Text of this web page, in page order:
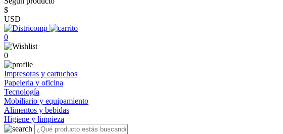
$
USD
0
0
Impresoras y cartuchos
Papeleria y oficina
Tecnología
Mobiliario y equipamiento
Alimentos y bebidas
Higiene y limpieza